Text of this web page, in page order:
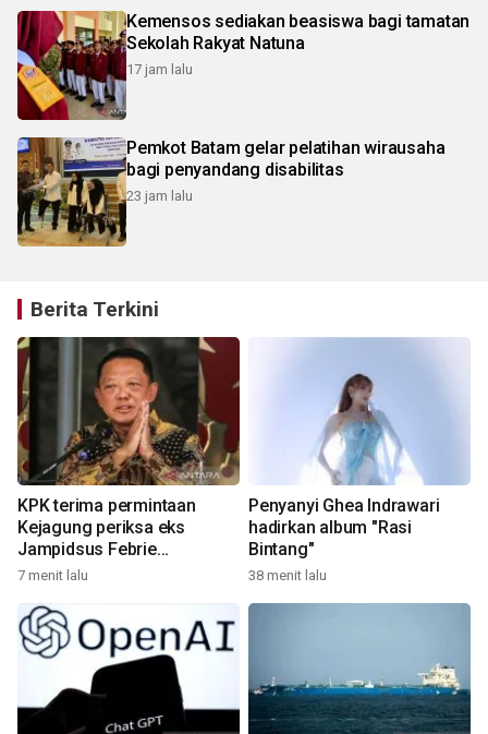
Kemensos sediakan beasiswa bagi tamatan
Sekolah Rakyat Natuna
17 jam lalu
Pemkot Batam gelar pelatihan wirausaha
bagi penyandang disabilitas
23 jam lalu
Berita Terkini
KPK terima permintaan
Kejagung periksa eks
Jampidsus Febrie
Adriansyah
7 menit lalu
Penyanyi Ghea Indrawari
hadirkan album "Rasi
Bintang"
38 menit lalu